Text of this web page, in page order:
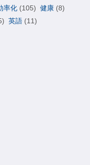
率化 (105) 健康 (8)
英語 (11)